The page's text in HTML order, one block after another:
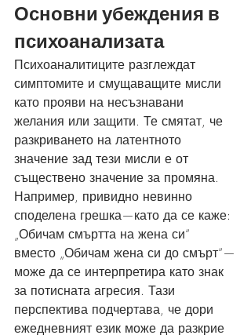
Основни убеждения в
психоанализата
Психоаналитиците разглеждат
симптомите и смущаващите мисли
като прояви на несъзнавани
желания или защити. Те смятат, че
разкриването на латентното
значение зад тези мисли е от
съществено значение за промяна.
Например, привидно невинно
споделена грешка—като да се каже:
„Обичам смъртта на жена си“
вместо „Обичам жена си до смърт“—
може да се интерпретира като знак
за потисната агресия. Тази
перспектива подчертава, че дори
ежедневният език може да разкрие